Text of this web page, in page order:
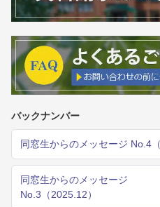
バックナンバー
同窓生からのメッセージ No.4
同窓生からのメッセージ
No.3（2025.12）